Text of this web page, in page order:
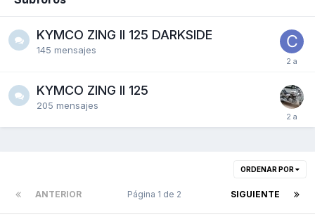
KYMCO ZING II 125 DARKSIDE
145 mensajes
KYMCO ZING II 125
205 mensajes
ORDENAR POR
ANTERIOR SIGUIENTE
Página 1 de 2